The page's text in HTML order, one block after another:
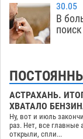
30.05
В
АСТРАХАНЬ.
ХВАТАЛО
Ну, вот и июль
раз. Нет, все
открыли, спли...